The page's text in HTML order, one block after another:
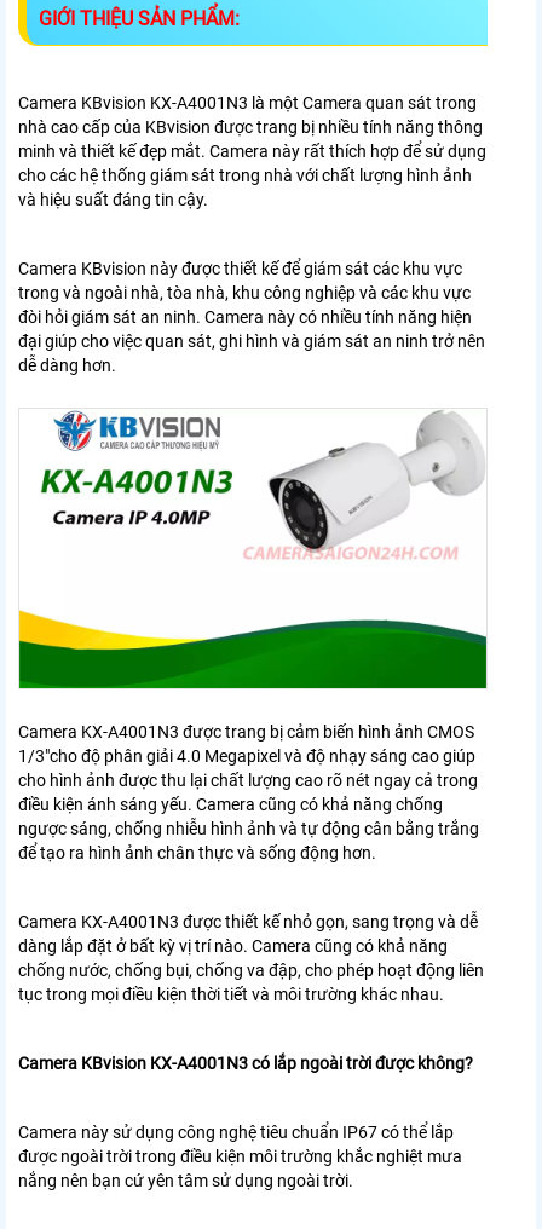
GIỚI THIỆU SẢN PHẨM:
Camera KBvision KX-A4001N3 là một Camera quan sát trong
nhà cao cấp của KBvision được trang bị nhiều tính năng thông
minh và thiết kế đẹp mắt. Camera này rất thích hợp để sử dụng
cho các hệ thống giám sát trong nhà với chất lượng hình ảnh
và hiệu suất đáng tin cậy.
Camera KBvision này được thiết kế để giám sát các khu vực
trong và ngoài nhà, tòa nhà, khu công nghiệp và các khu vực
đòi hỏi giám sát an ninh. Camera này có nhiều tính năng hiện
đại giúp cho việc quan sát, ghi hình và giám sát an ninh trở nên
dễ dàng hơn.
Camera KX-A4001N3 được trang bị cảm biến hình ảnh CMOS
1/3"cho độ phân giải 4.0 Megapixel và độ nhạy sáng cao giúp
cho hình ảnh được thu lại chất lượng cao rõ nét ngay cả trong
điều kiện ánh sáng yếu. Camera cũng có khả năng chống
ngược sáng, chống nhiễu hình ảnh và tự động cân bằng trắng
để tạo ra hình ảnh chân thực và sống động hơn.
Camera KX-A4001N3 được thiết kế nhỏ gọn, sang trọng và dễ
dàng lắp đặt ở bất kỳ vị trí nào. Camera cũng có khả năng
chống nước, chống bụi, chống va đập, cho phép hoạt động liên
tục trong mọi điều kiện thời tiết và môi trường khác nhau.
Camera KBvision KX-A4001N3 có lắp ngoài trời được không?
Camera này sử dụng công nghệ tiêu chuẩn IP67 có thể lắp
được ngoài trời trong điều kiện môi trường khắc nghiệt mưa
nắng nên bạn cứ yên tâm sử dụng ngoài trời.